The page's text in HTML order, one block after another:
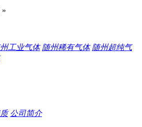
工业气体 随州稀有气体 随州超纯气
公司简介